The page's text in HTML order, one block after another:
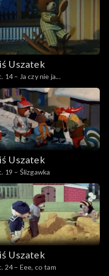
Uszatek
14 – Ja czy nie ja...
Uszatek
19 – Ślizgawka
Uszatek
24 – Eee, co tam